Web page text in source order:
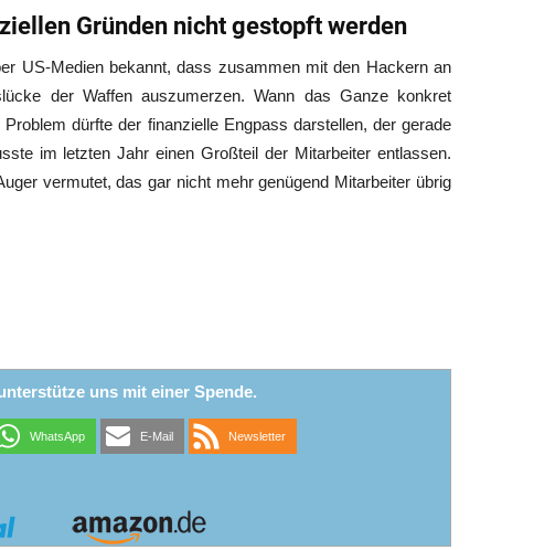
Gründen nicht gestopft werden
US-Medien bekannt, dass zusammen mit den Hackern an
der Waffen auszumerzen. Wann das Ganze konkret
dürfte der finanzielle Engpass darstellen, der gerade
im letzten Jahr einen Großteil der Mitarbeiter entlassen.
vermutet, das gar nicht mehr genügend Mitarbeiter übrig
uns mit einer Spende.
WhatsApp E-Mail Newsletter